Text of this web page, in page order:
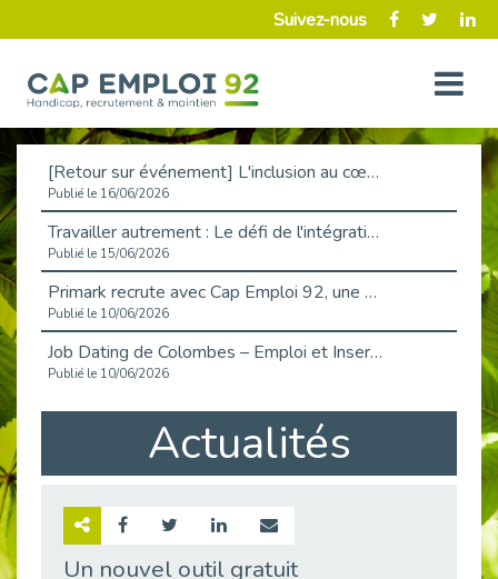
Suivez-nous
[Retour sur événement] L'inclusion au cœur de la Place de l'Emploi à La Défense !
Publié le 16/06/2026
Travailler autrement : Le défi de l'intégration des maladies chroniques en entreprise
Publié le 15/06/2026
Primark recrute avec Cap Emploi 92, une matinée couronnée de succès !
Publié le 10/06/2026
Job Dating de Colombes – Emploi et Insertion
Publié le 10/06/2026
Aborder l'entretien et la situation de handicap en toute confiance
Publié le 09/06/2026
Retour sur l’atelier « Optimiser sa recherche d’emploi »
Actualités
Un nouvel outil gratuit